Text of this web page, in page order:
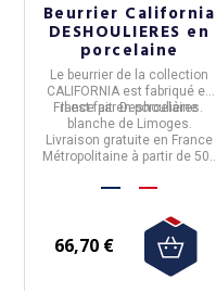
Beurrier California
DESHOULIERES en
porcelaine
Le beurrier de la collection
CALIFORNIA est fabriqué en
FranceparDeshoulières.
Il est fait enporcelaine
blanche de Limoges.
Livraison gratuite en France
Métropolitaine à partir de 50€
66,70 €